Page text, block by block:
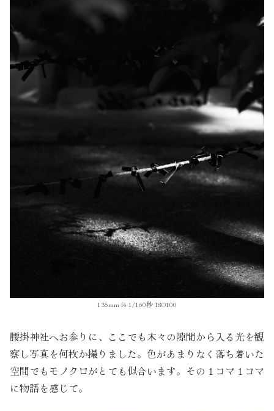
135mm f4 1/160秒 ISO100
腰掛神社へお参りに、ここでも木々の隙間から入る光を観
察し写真を何枚か撮りました。色があまりなく落ち着いた
空間でもモノクロがとても似合います。その１コマ１コマ
に物語を感じて。